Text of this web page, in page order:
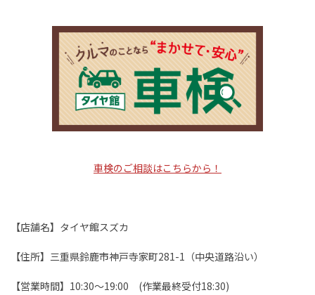
車検のご相談はこちらから！
【店舗名】タイヤ館スズカ
【住所】三重県鈴鹿市神戸寺家町281-1（中央道路沿い）
【営業時間】10:30～19:00 (作業最終受付18:30)